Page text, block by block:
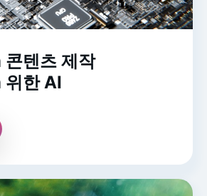
텐츠 제작
한 AI